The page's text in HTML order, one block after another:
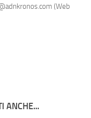
(Web
ANCHE...